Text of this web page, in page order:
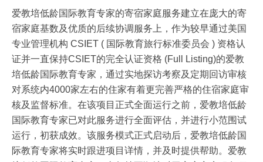
爱教培低龄国际教育专家的寄宿家庭服务建立在庞大的寄
宿家庭基数及优质的后续协调服务上，作为较早通过美国
专业管理机构 CSIET ( 国际教育旅行标准委员会 ) 资格认
证并一直保持CSIET的完全认证资格 (Full Listing)的爱教
培低龄国际教育专家，通过实地探访考察及定期回访审核
对系统内4000家左右的住家有着更完善严格的住宿家庭审
核及监督标准。在该项目正式全面运行之前，爱教培低龄
国际教育专家已对此服务进行全面评估，并进行小范围试
运行，初获成效。该服务模式正式启动后，爱教培低龄国
际教育专家将实时跟进项目详情，并及时提供帮助。爱教